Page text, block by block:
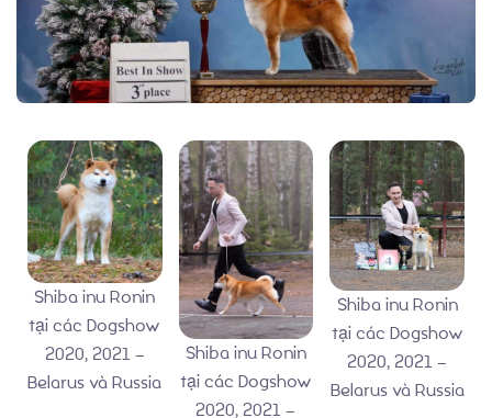
Chó Shiba inu
Shiba inu Ronin
tại các Dogshow
2020, 2021 –
Belarus và Russia
Shiba inu Ronin
tại các Dogshow
2020, 2021 –
Shiba inu Ronin
tại các Dogshow
2020, 2021 –
Belarus và Russia